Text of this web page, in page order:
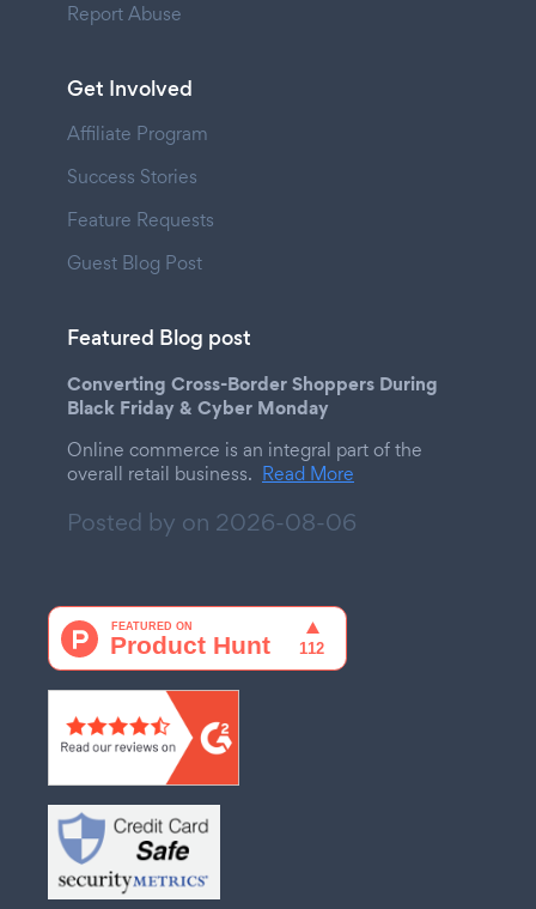
Report Abuse
Get Involved
Affiliate Program
Success Stories
Feature Requests
Guest Blog Post
Featured Blog post
Converting Cross-Border Shoppers During
Black Friday & Cyber Monday
Online commerce is an integral part of the
overall retail business. Read More
Posted by on 2026-08-06